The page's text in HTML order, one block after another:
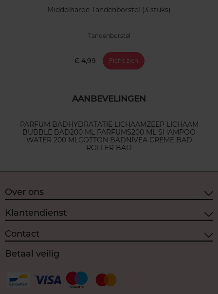
Middelharde Tandenborstel (3 stuks)
Tandenborstel
€ 4,99 Fiche zien
AANBEVELINGEN
PARFUM BADHYDRATATIE LICHAAMZEEP LICHAAM
BUBBLE BAD200 ML PARFUMS200 ML SHAMPOO
WATER 200 MLCOTTON BADNIVEA CREME BAD
ROLLER BAD
Over ons
Klantendienst
Contact
Betaal veilig